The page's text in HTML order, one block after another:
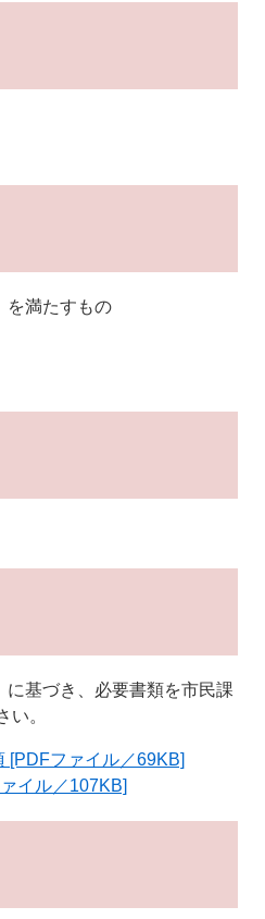
を満たすもの
に基づき、必要書類を市民課
。
[PDFファイル／69KB]
イル／107KB]